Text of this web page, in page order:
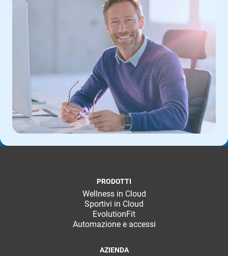
PRODOTTI
Wellness in Cloud
Sportivi in Cloud
EvolutionFit
Automazione e accessi
AZIENDA